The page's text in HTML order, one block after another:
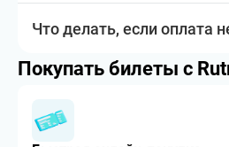
Что делать, если оплата
Покупать билеты с